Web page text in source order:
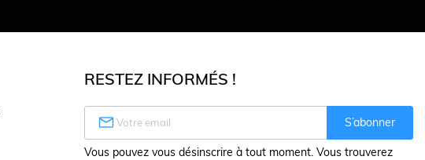
RESTEZ INFORMÉS !
 S’abonner
Vous pouvez vous désinscrire à tout moment. Vous trouverez